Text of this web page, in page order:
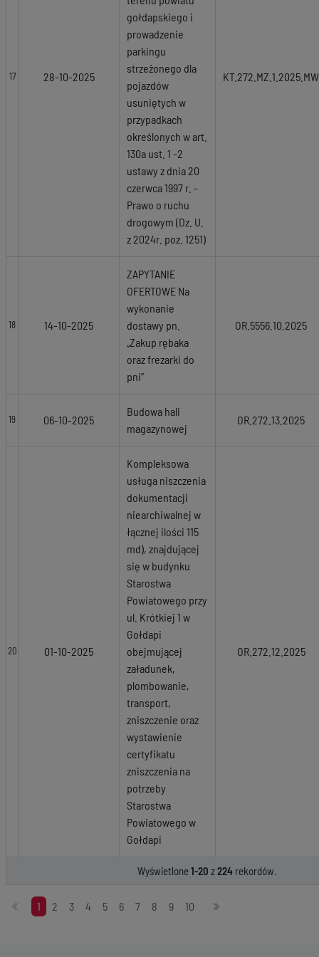
17 28-10-2025
gołdapskiego i
prowadzenie
parkingu
strzeżonego dla
pojazdów
usuniętych w
przypadkach
określonych w art.
130a ust. 1 -2
ustawy z dnia 20
czerwca 1997 r. -
Prawo o ruchu
drogowym (Dz. U.
z 2024r. poz. 1251)
KT.272.MZ.1.2025.MW
18 14-10-2025
ZAPYTANIE
OFERTOWE Na
wykonanie
dostawy pn.
„Zakup rębaka
oraz frezarki do
pni”
OR.5556.10.2025
19 06-10-2025
Budowa hali
magazynowej
OR.272.13.2025
20 01-10-2025
Kompleksowa
usługa niszczenia
dokumentacji
niearchiwalnej w
łącznej ilości 115
md), znajdującej
się w budynku
Starostwa
Powiatowego przy
ul. Krótkiej 1 w
Gołdapi
obejmującej
załadunek,
plombowanie,
transport,
zniszczenie oraz
wystawienie
certyfikatu
zniszczenia na
potrzeby
Starostwa
Powiatowego w
Gołdapi
OR.272.12.2025
Wyświetlone1-20 z224rekordów.
Stronicowanie
1 2 3 4 5 6 7 8 9 10